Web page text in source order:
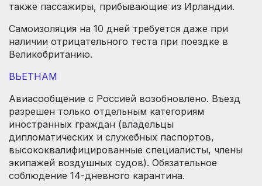
также пассажиры, прибывающие из Ирландии.
Самоизоляция на 10 дней требуется даже при
наличии отрицательного теста при поездке в
Великобританию.
ВЬЕТНАМ
Авиасообщение с Россией возобновлено. Въезд
разрешен только отдельным категориям
иностранных граждан (владельцы
дипломатических и служебных паспортов,
высококвалифицированные специалисты, члены
экипажей воздушных судов). Обязательное
соблюдение 14-дневного карантина.